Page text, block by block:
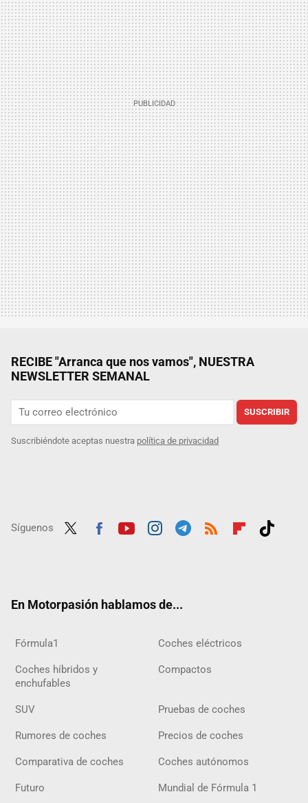
RECIBE "Arranca que nos vamos", NUESTRA
NEWSLETTER SEMANAL
SUSCRIBIR
Suscribiéndote aceptas nuestra política de privacidad
Síguenos
En Motorpasión hablamos de...
Fórmula1 Coches eléctricos
Coches híbridos y
enchufables
Compactos
SUV Pruebas de coches
Rumores de coches Precios de coches
Comparativa de coches Coches autónomos
Futuro Mundial de Fórmula 1